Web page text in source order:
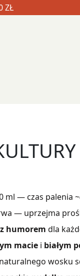
ZŁ
ml — czas palenia
— uprzejma
humorem dla
maciei białym
wosku